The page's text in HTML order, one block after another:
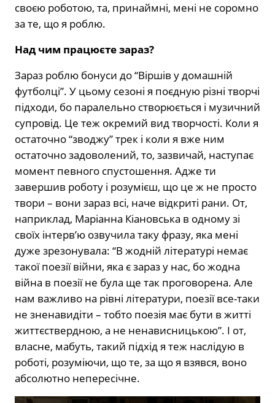
своєю роботою, та, принаймні, мені не соромно
за те, що я роблю.
Над чим працюєте зараз?
Зараз роблю бонуси до “Віршів у домашній
футболці”. У цьому сезоні я поєдную різні творчі
підходи, бо паралельно створюється і музичний
супровід. Це теж окремий вид творчості. Коли я
остаточно “зводжу” трек і коли я вже ним
остаточно задоволений, то, зазвичай, наступає
момент певного спустошення. Адже ти
завершив роботу і розумієш, що це ж не просто
твори – вони зараз всі, наче відкриті рани. От,
наприклад, Маріанна Кіановська в одному зі
своїх інтерв’ю озвучила таку фразу, яка мені
дуже зрезонувала: “В жодній літературі немає
такої поезії війни, яка є зараз у нас, бо жодна
війна в поезії не була ще так проговорена. Але
нам важливо на рівні літератури, поезії все-таки
не зненавидіти – тобто поезія має бути в житті
життєствердною, а не ненависницькою”. І от,
власне, мабуть, такий підхід я теж наслідую в
роботі, розуміючи, що те, за що я взявся, воно
абсолютно непересічне.